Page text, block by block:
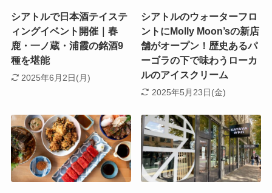
シアトルで日本酒テイステ
ィングイベント開催｜春
鹿・一ノ蔵・浦霞の銘酒9
種を堪能
2025年6月2日(月)
シアトルのウォーターフロ
ントにMolly Moon’sの新店
舗がオープン！歴史あるパ
ーゴラの下で味わうローカ
ルのアイスクリーム
2025年5月23日(金)